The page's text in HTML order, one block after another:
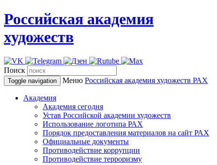
Российская академия
художеств
Поиск
Toggle navigation Меню Российская академия художеств РАХ
Академия
Академия сегодня
Устав Российской академии художеств
Использование логотипа РАХ
Порядок предоставления материалов на сайт РАХ
Официальные документы
Противодействие коррупции
Противодействие терроризму